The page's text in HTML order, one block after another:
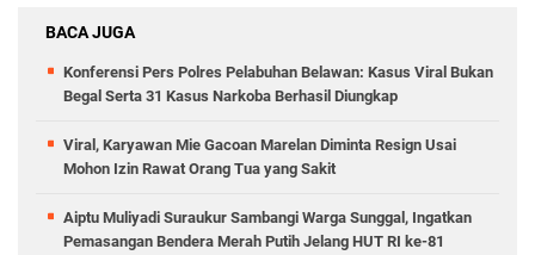
BACA JUGA
Konferensi Pers Polres Pelabuhan Belawan: Kasus Viral Bukan
Begal Serta 31 Kasus Narkoba Berhasil Diungkap
Viral, Karyawan Mie Gacoan Marelan Diminta Resign Usai
Mohon Izin Rawat Orang Tua yang Sakit
Aiptu Muliyadi Suraukur Sambangi Warga Sunggal, Ingatkan
Pemasangan Bendera Merah Putih Jelang HUT RI ke-81